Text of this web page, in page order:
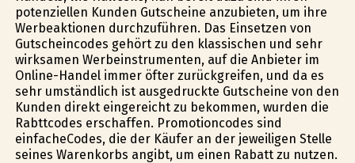
potenziellen Kunden Gutscheine anzubieten, um ihre
Werbeaktionen durchzuführen. Das Einsetzen von
Gutscheincodes gehört zu den klassischen und sehr
wirksamen Werbeinstrumenten, auf die Anbieter im
Online-Handel immer öfter zurückgreifen, und da es
sehr umständlich ist ausgedruckte Gutscheine von den
Kunden direkt eingereicht zu bekommen, wurden die
Rabttcodes erschaffen. Promotioncodes sind
einfacheCodes, die der Käufer an der jeweiligen Stelle
seines Warenkorbs angibt, um einen Rabatt zu nutzen.